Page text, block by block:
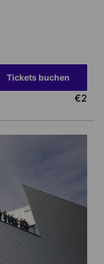
Tickets buchen
€2